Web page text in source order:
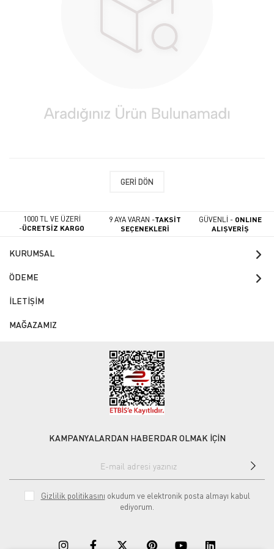
GERI DÖN
1000 TL VE ÜZERİ
-ÜCRETSİZ KARGO
9 AYA VARAN -TAKSİT
SEÇENEKLERİ
GÜVENLİ - ONLINE
ALIŞVERİŞ
KURUMSAL
ÖDEME
İLETİŞİM
MAĞAZAMIZ
KAMPANYALARDAN HABERDAR OLMAK İÇİN
Gizlilik politikasını okudum ve elektronik posta almayı kabul
ediyorum.